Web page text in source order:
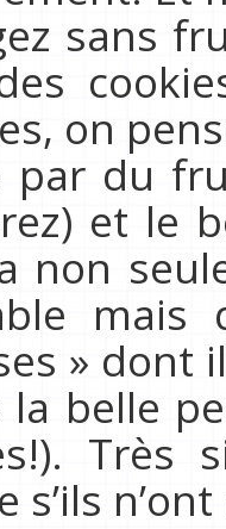
sans
on
par du
et le
non
» dont
la belle
Très
s’ils